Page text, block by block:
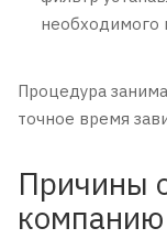
необходимого
Процедура
точное время
Причины